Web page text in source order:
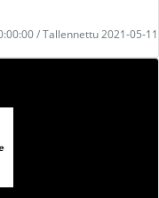
/ Tallennettu 2021-05-11